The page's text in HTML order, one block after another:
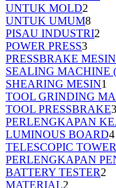
UNTUK MOLD2
UNTUK UMUM8
PISAU INDUSTRI2
POWER PRESS3
PRESSBRAKE MESIN
SEALING MACHINE
SHEARING MESIN1
TOOL GRINDING
TOOL PRESSBRAKE
PERLENGKAPAN
LUMINOUS BOARD4
TELESCOPIC
PERLENGKAPAN
BATTERY TESTER2
MATERIAL2